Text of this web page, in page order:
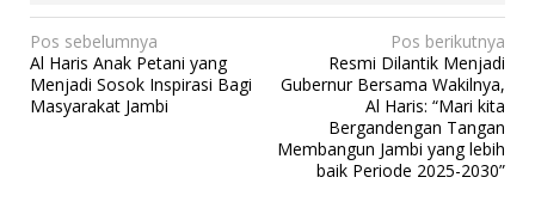
N
a
v
Pos sebelumnya
Al Haris Anak Petani yang
Menjadi Sosok Inspirasi Bagi
Masyarakat Jambi
Pos berikutnya
Resmi Dilantik Menjadi
Gubernur Bersama Wakilnya,
Al Haris: “Mari kita
Bergandengan Tangan
Membangun Jambi yang lebih
baik Periode 2025-2030”